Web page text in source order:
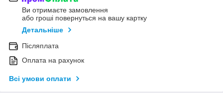
Ви отримаєте замовлення
або гроші повернуться на вашу картку
Детальніше
Післяплата
Оплата на рахунок
Всі умови оплати